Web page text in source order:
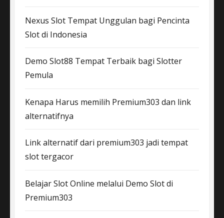
Nexus Slot Tempat Unggulan bagi Pencinta
Slot di Indonesia
Demo Slot88 Tempat Terbaik bagi Slotter
Pemula
Kenapa Harus memilih Premium303 dan link
alternatifnya
Link alternatif dari premium303 jadi tempat
slot tergacor
Belajar Slot Online melalui Demo Slot di
Premium303